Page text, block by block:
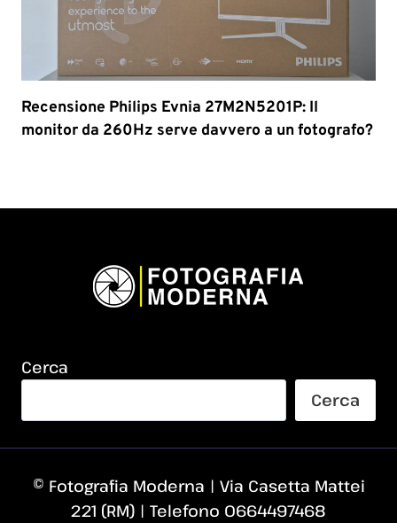
Recensione Philips Evnia 27M2N5201P: Il
monitor da 260Hz serve davvero a un fotografo?
Cerca
Cerca
© Fotografia Moderna | Via Casetta Mattei
221 (RM) | Telefono 0664497468